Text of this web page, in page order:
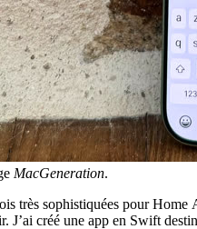
MacGeneration.
très sophistiquées pour
J’ai créé une app en Swift